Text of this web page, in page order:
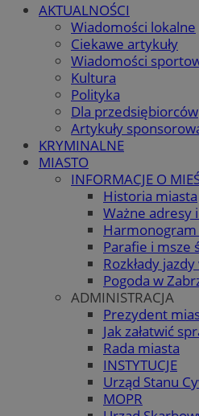
AKTUALNOŚCI
Wiadomości lokalne
Ciekawe artykuły
Wiadomości
Kultura
Polityka
Dla przedsiębiorców
Artykuły
KRYMINALNE
MIASTO
INFORMACJE O
Historia miasta
Ważne adresy
Parafie i msze
Rozkłady
Pogoda w
ADMINISTRACJA
Prezydent
Jak załatwić
Rada miasta
INSTYTUCJE
Urząd Stanu
MOPR